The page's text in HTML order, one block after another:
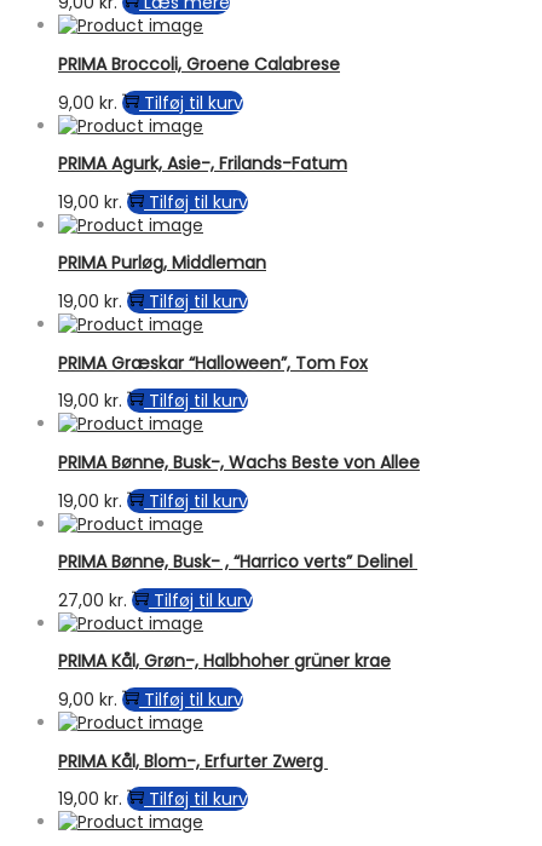
PRIMA Broccoli, Groene Calabrese
9,00 kr. Tilføj til kurv
PRIMA Agurk, Asie-, Frilands-Fatum
19,00 kr. Tilføj til kurv
PRIMA Purløg, Middleman
19,00 kr. Tilføj til kurv
PRIMA Græskar “Halloween”, Tom Fox
19,00 kr. Tilføj til kurv
PRIMA Bønne, Busk-, Wachs Beste von Allee
19,00 kr. Tilføj til kurv
PRIMA Bønne, Busk- , “Harrico verts” Delinel
27,00 kr. Tilføj til kurv
PRIMA Kål, Grøn-, Halbhoher grüner krae
9,00 kr. Tilføj til kurv
PRIMA Kål, Blom-, Erfurter Zwerg
19,00 kr. Tilføj til kurv